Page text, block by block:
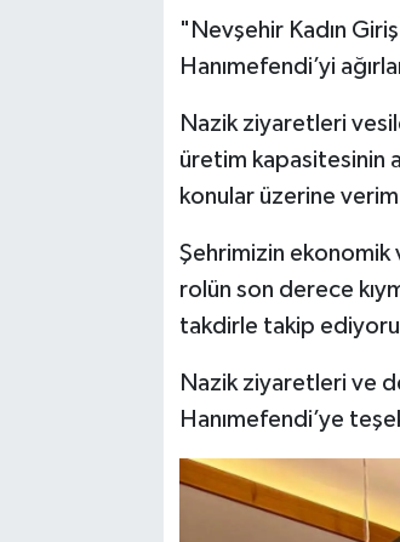
"Nevşehir Kadın
Hanımefendi’yi
Nazik ziyaretleri
üretim kapasitesinin
konular üzerine
Şehrimizin ekonomik
rolün son derece
takdirle takip
Nazik ziyaretleri ve
Hanımefendi’ye